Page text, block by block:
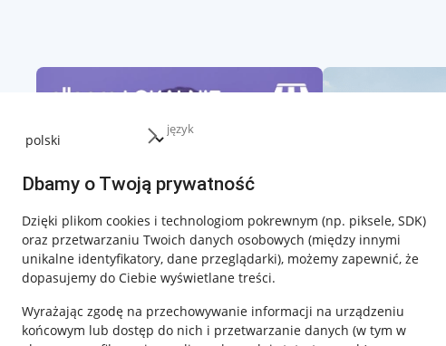
język
Dbamy o Twoją prywatność
Dzięki plikom cookies i technologiom pokrewnym (np. piksele, SDK)
oraz przetwarzaniu Twoich danych osobowych (między innymi
unikalne identyfikatory, dane przeglądarki), możemy zapewnić, że
dopasujemy do Ciebie wyświetlane treści.
Wyrażając zgodę na przechowywanie informacji na urządzeniu
końcowym lub dostęp do nich i przetwarzanie danych (w tym w